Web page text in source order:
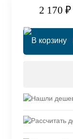
2 170 ₽